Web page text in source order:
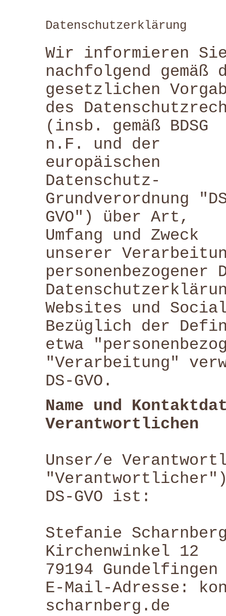
Datenschutzerklärung
Wir informieren
nachfolgend gemäß
gesetzlichen
des
(insb. gemäß BDSG
n.F. und der
europäischen
Datenschutz-
Grundverordnung
GVO") über Art,
Umfang und Zweck
unserer
personenbezogener
Websites und
Bezüglich der
etwa
"Verarbeitung"
DS-GVO.
Name und
Verantwortlichen
Unser/e
DS-GVO ist:
Stefanie
Kirchenwinkel 12
79194 Gundelfingen
E-Mail-Adresse:
scharnberg.de